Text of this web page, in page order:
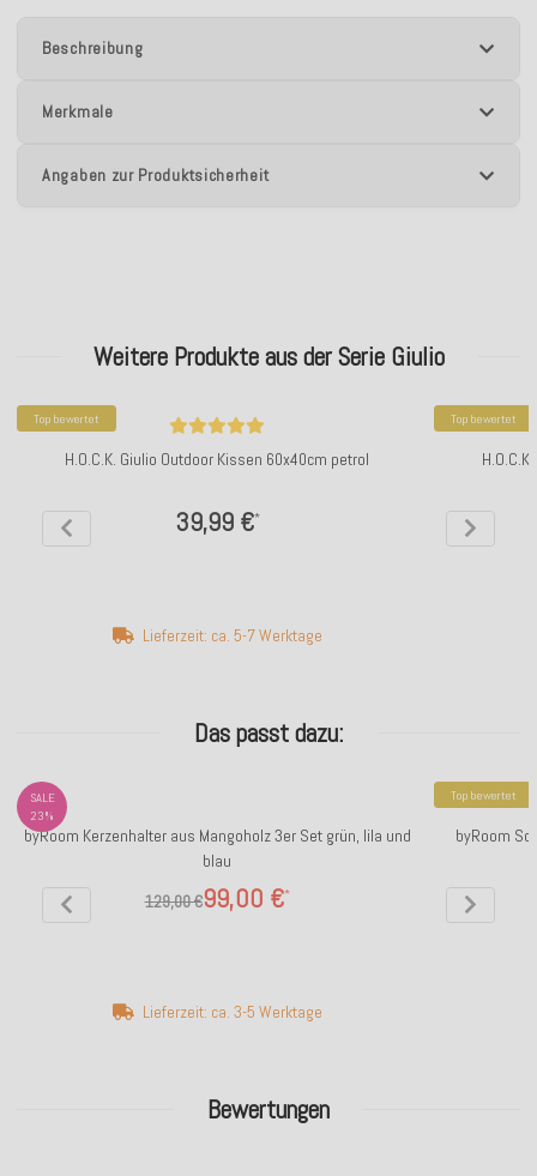
Beschreibung
Merkmale
Angaben zur Produktsicherheit
Bewertungen
Weitere Produkte aus der Serie Giulio
Top bewertet
H.O.C.K. Giulio Outdoor Kissen 60x40cm petrol
39,99 €*
Lieferzeit: ca. 5-7 Werktage
Top bewertet
Das passt dazu:
SALE
23%
byRoom Kerzenhalter aus Mangoholz 3er Set grün, lila und
blau
99,00 €*
129,00 €
Lieferzeit: ca. 3-5 Werktage
Top bewertet
byRoom